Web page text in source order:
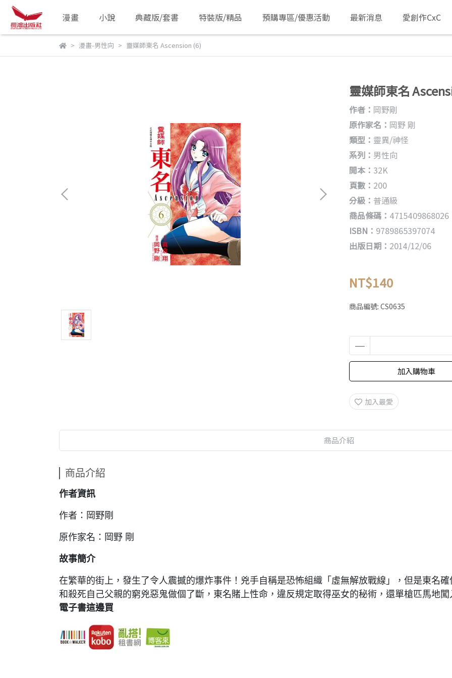
漫畫 小說 典藏版/套書 特裝版/精品 預購專區/優惠活動 最新消息 愛創作CxC
漫畫-男性向 靈媒師東名 Ascension (6)
靈媒師東名
作者： 岡野剛
原作家名： 岡野 剛
類型： 靈異/神怪
系列： 男性向
開本： 32K
頁數： 200
分級： 普通級
商品條碼： 4715409868026
ISBN： 9789865397074
出版日期： 2014/12/06
NT$140
商品編號: CS0635
加入購物車
加入最愛
商品介紹
商品介紹
作者資訊
作者：岡野剛
原作家名：岡野 剛
故事簡介
在繁華的街上，發生了令人震撼的爆炸事件！兇手自稱是恐怖組織「虛無解放戰線」，但是東名
和殺死自己父親的窮兇惡鬼做個了斷，東名賭上性命，違反規定取得巫女的秘術，還單槍匹馬地
電子書這邊買